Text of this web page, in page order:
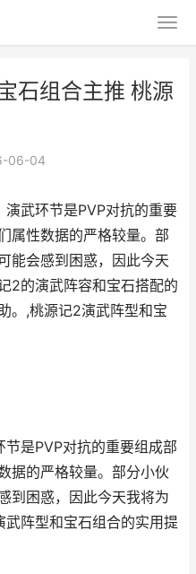
石组合主推 桃源
06-04
武环节是PVP对抗的重要
属性数据的严格较量。部
能会感到困惑，因此今天
2的演武阵容和宝石搭配的
。,桃源记2演武阵型和宝
是PVP对抗的重要组成部
据的严格较量。部分小伙
到困惑，因此今天我将为
阵型和宝石组合的实用提